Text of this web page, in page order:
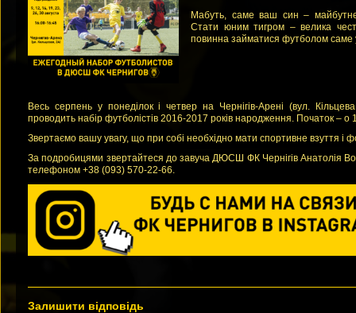
Мабуть, саме ваш син – майбутнє
Стати юним тигром – велика
повинна займатися футболом саме
Весь серпень у понеділок і четвер на Чернігів-Арені (вул.
проводить набір футболістів 2016-2017 років народження. Початок – о
Звертаємо вашу увагу, що при собі необхідно мати спортивне взуття і
За подробицями звертайтеся до завуча ДЮСШ ФК Чернігів Анатолія
телефоном +38 (093) 570-22-66.
Залишити відповідь